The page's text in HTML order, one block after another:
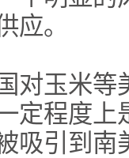
应。
对玉米
定程度
吸引到